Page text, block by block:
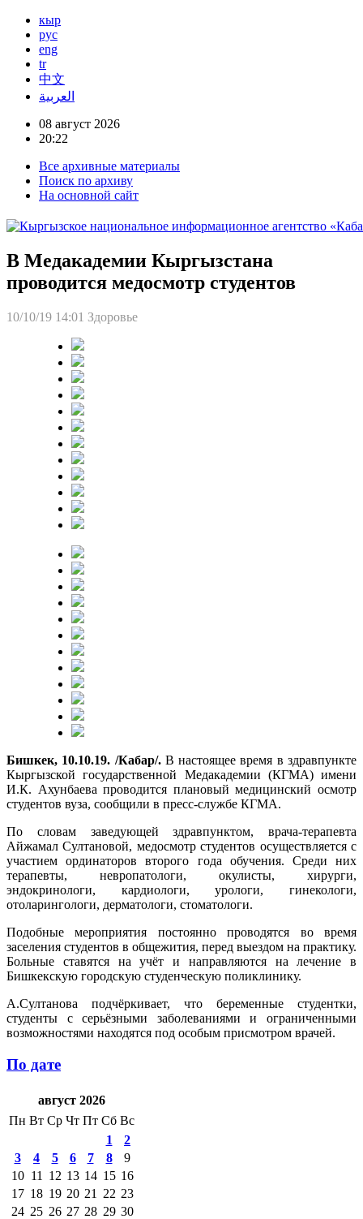
кыр
рус
eng
tr
中文
العربية
08 август 2026
20:22
Все архивные материалы
Поиск по архиву
На основной сайт
В Медакадемии Кыргызстана
проводится медосмотр студентов
10/10/19 14:01 Здоровье
Бишкек, 10.10.19. /Кабар/.В настоящее время в здравпункте
Кыргызской государственной Медакадемии (КГМА) имени
И.К. Ахунбаева проводится плановый медицинский осмотр
студентов вуза, сообщили в пресс-службе КГМА.
По словам заведующей здравпунктом, врача-терапевта
Айжамал Султановой, медосмотр студентов осуществляется с
участием ординаторов второго года обучения. Среди них
терапевты, невропатологи, окулисты, хирурги,
эндокринологи, кардиологи, урологи, гинекологи,
отоларингологи, дерматологи, стоматологи.
Подобные мероприятия постоянно проводятся во время
заселения студентов в общежития, перед выездом на практику.
Больные ставятся на учёт и направляются на лечение в
Бишкекскую городскую студенческую поликлинику.
А.Султанова подчёркивает, что беременные студентки,
студенты с серьёзными заболеваниями и ограниченными
возможностями находятся под особым присмотром врачей.
По дате
август 2026
Пн Вт Ср Чт Пт Сб Вс
1
2
3
4 5 6 7 8
9
10 11 12 13 14 15 16
17 18 19 20 21 22 23
24 25 26 27 28 29 30